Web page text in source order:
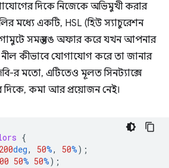
দিকে নিজেকে অভিমুখী করার
মধ্যে একটি, HSL (হিউ স্যাচুরেশন
সমস্ত রঙ অফার করে যখন আপনার
নীল কীভাবে যোগাযোগ করে তা জানার
র মতো, এটিতেও মূলত সিনট্যাক্সে
দিকে, কমা আর প্রয়োজন নেই।
{
200deg, 50%, 50%);
50% 50%);